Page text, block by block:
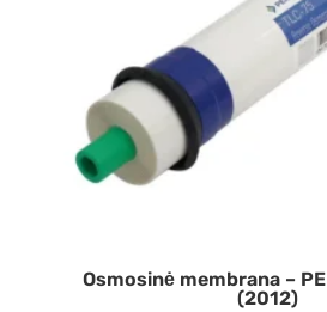
Osmosinė membrana –
(2012)